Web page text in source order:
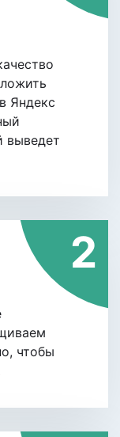
Яндекс
выведет
2
чтобы